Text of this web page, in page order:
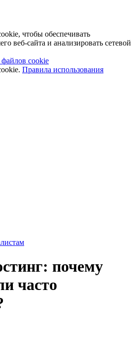
чтобы обеспечивать
веб-сайта и анализировать сетевой
cookie
Правила использования
почему
часто